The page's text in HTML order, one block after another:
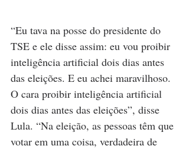
“Eu tava na posse do presidente do
TSE e ele disse assim: eu vou proibir
inteligência artificial dois dias antes
das eleições. E eu achei maravilhoso.
O cara proibir inteligência artificial
dois dias antes das eleições”, disse
Lula. “Na eleição, as pessoas têm que
votar em uma coisa, verdadeira de